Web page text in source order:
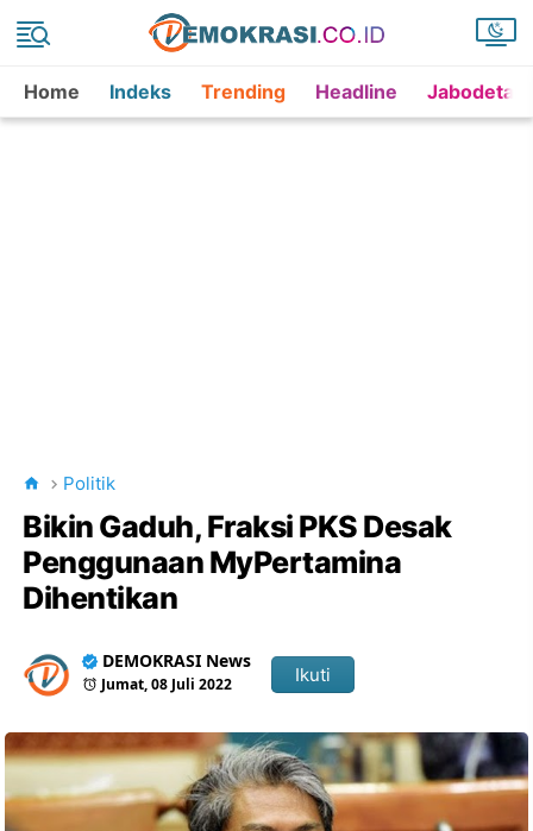
Home Indeks Trending Headline
Politik
Bikin Gaduh, Fraksi PKS Desak
Penggunaan MyPertamina
Dihentikan
DEMOKRASI News
Jumat, 08 Juli 2022 Ikuti